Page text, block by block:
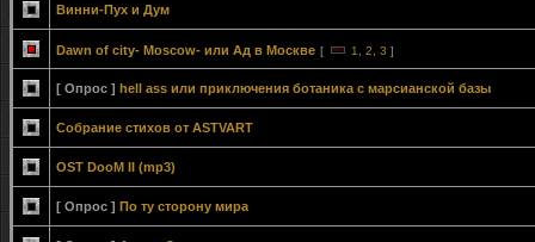
Винни-Пух и Дум
Dawn of city- Moscow- или Ад в Москве [ 1 2 3 ]
[ Опрос ] hell ass или приключения ботаника с марсианской базы
Собрание стихов от ASTVART
OST DooM II (mp3)
[ Опрос ] По ту сторону мира